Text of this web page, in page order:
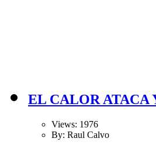
EL CALOR ATACA
Views: 1976
By: Raul Calvo